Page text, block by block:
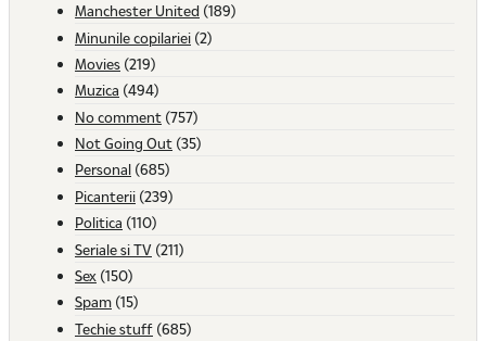
Manchester United (189)
Minunile copilariei (2)
Movies (219)
Muzica (494)
No comment (757)
Not Going Out (35)
Personal (685)
Picanterii (239)
Politica (110)
Seriale si TV (211)
Sex (150)
Spam (15)
Techie stuff (685)